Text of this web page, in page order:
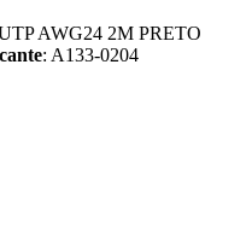
AWG24 2M PRETO
: A133-0204